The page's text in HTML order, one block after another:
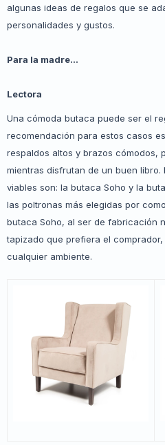
algunas ideas de regalos que se
personalidades y gustos.
Para la madre...
Lectora
Una cómoda butaca puede ser el
recomendación para estos casos
respaldos altos y brazos cómodos,
mientras disfrutan de un buen
viables son: la butaca Soho y la
las poltronas más elegidas por
butaca Soho, al ser de fabricación
tapizado que prefiera el
cualquier ambiente.